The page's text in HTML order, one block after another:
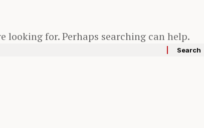
looking for. Perhaps searching can help.